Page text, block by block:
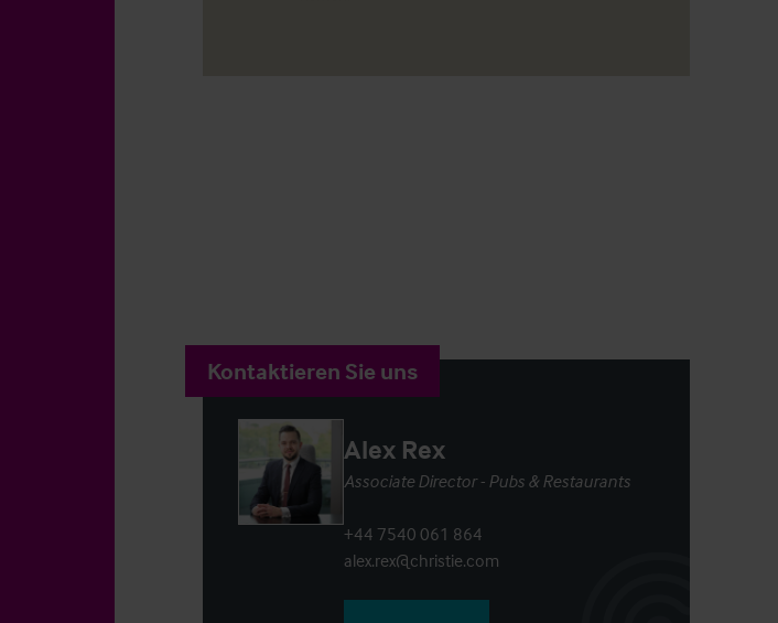
Kontaktieren Sie uns
Alex Rex
Associate Director - Pubs & Restaurants
+44 7540 061 864
alex.rex@christie.com